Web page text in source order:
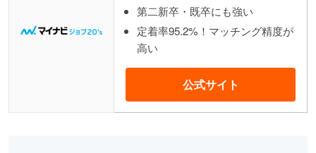
第二新卒・既卒にも強い
定着率95.2%！マッチング精度が
高い
公式サイト